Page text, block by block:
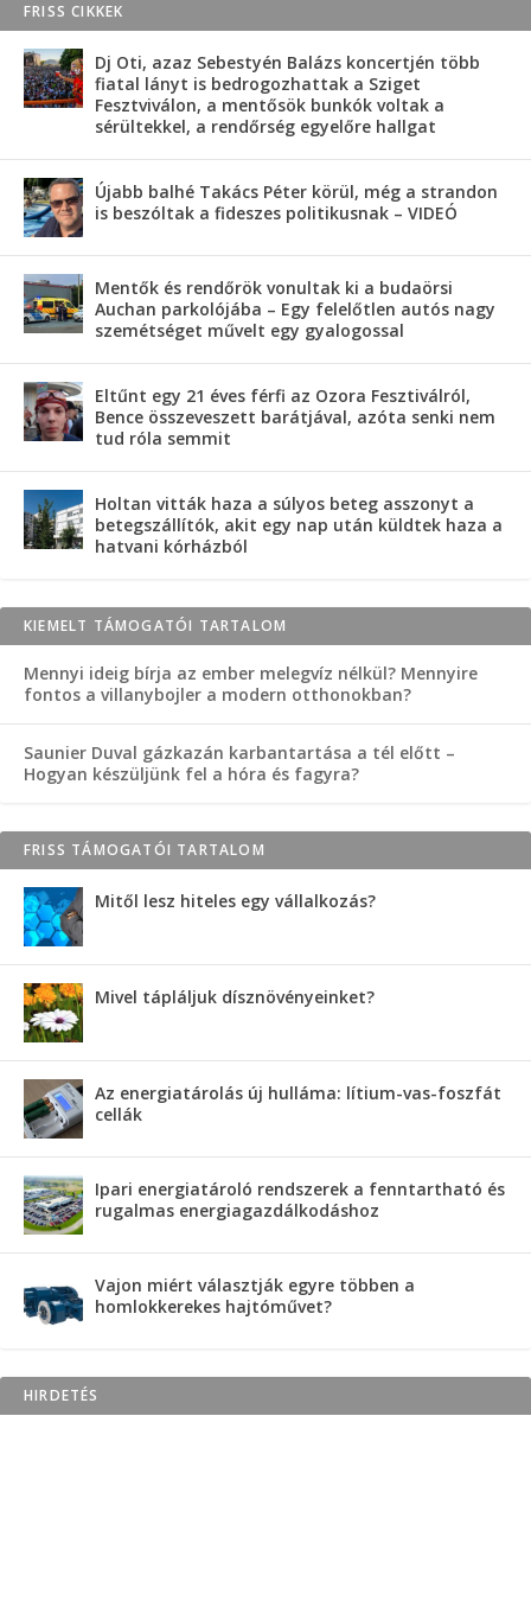
FRISS CIKKEK
Dj Oti, azaz Sebestyén Balázs koncertjén több
fiatal lányt is bedrogozhattak a Sziget
Fesztviválon, a mentősök bunkók voltak a
sérültekkel, a rendőrség egyelőre hallgat
Újabb balhé Takács Péter körül, még a strandon
is beszóltak a fideszes politikusnak – VIDEÓ
Mentők és rendőrök vonultak ki a budaörsi
Auchan parkolójába – Egy felelőtlen autós nagy
szemétséget művelt egy gyalogossal
Eltűnt egy 21 éves férfi az Ozora Fesztiválról,
Bence összeveszett barátjával, azóta senki nem
tud róla semmit
Holtan vitták haza a súlyos beteg asszonyt a
betegszállítók, akit egy nap után küldtek haza a
hatvani kórházból
KIEMELT TÁMOGATÓI TARTALOM
Mennyi ideig bírja az ember melegvíz nélkül? Mennyire
fontos a villanybojler a modern otthonokban?
Saunier Duval gázkazán karbantartása a tél előtt –
Hogyan készüljünk fel a hóra és fagyra?
FRISS TÁMOGATÓI TARTALOM
Mitől lesz hiteles egy vállalkozás?
Mivel tápláljuk dísznövényeinket?
Az energiatárolás új hulláma: lítium-vas-foszfát
cellák
Ipari energiatároló rendszerek a fenntartható és
rugalmas energiagazdálkodáshoz
Vajon miért választják egyre többen a
homlokkerekes hajtóművet?
HIRDETÉS